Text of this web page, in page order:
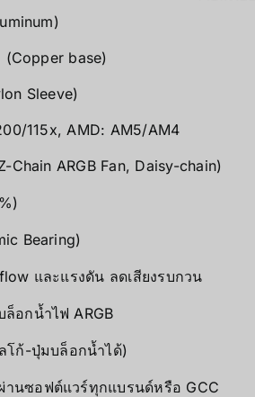
base)
Sleeve)
115x, AMD: AM5/AM4
ARGB Fan, Daisy-chain)
Bearing)
และแรงดัน ลดเสียงรบกวน
อกน้ำไฟ ARGB
โก้-ปุ่มบล็อกน้ำได้)
านซอฟต์แวร์ทุกแบรนด์หรือ GCC